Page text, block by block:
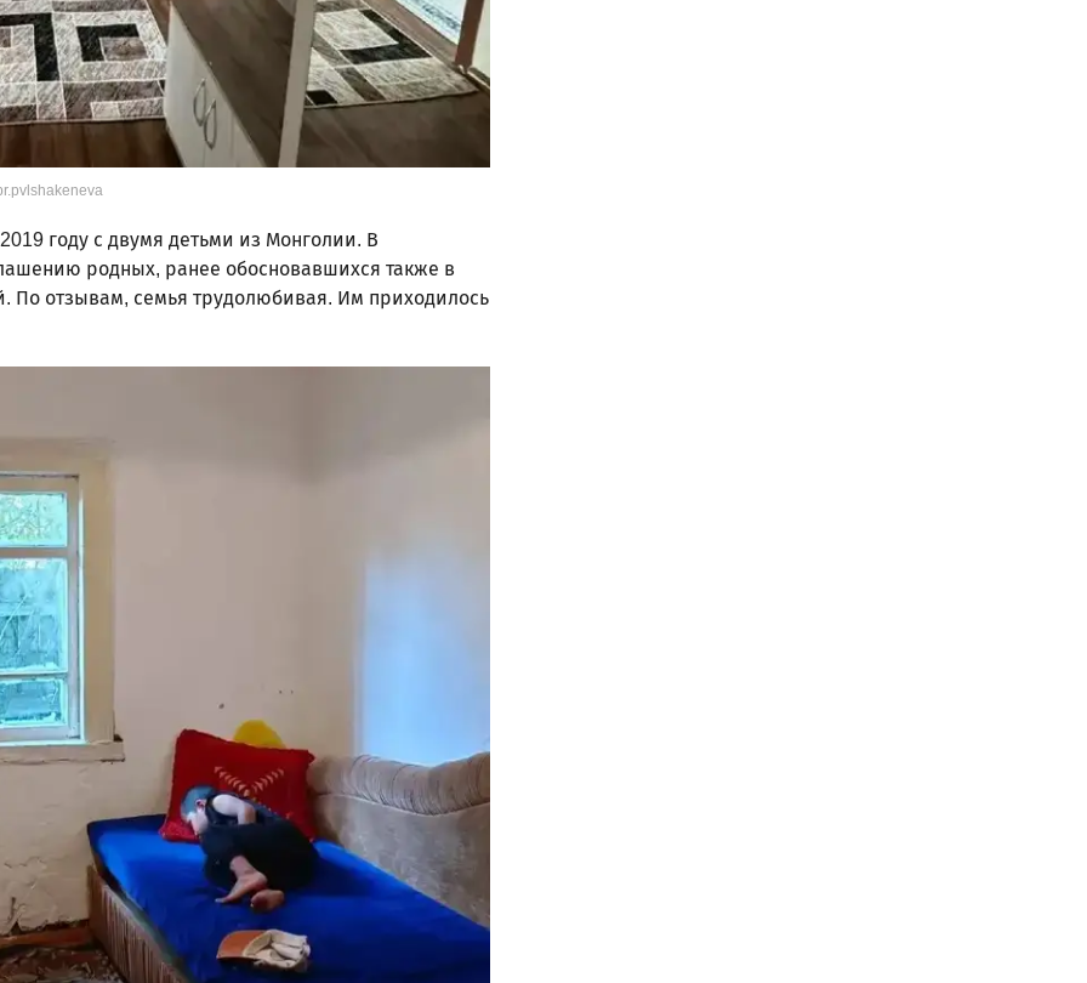
году с двумя детьми из Монголии. В
родных, ранее обосновавшихся также в
По отзывам, семья трудолюбивая. Им приходилось